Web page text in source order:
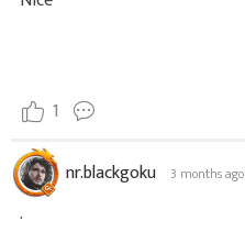
1
nr.blackgoku 3 months ago
.